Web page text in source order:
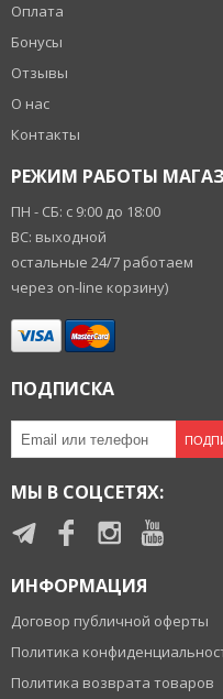
Оплата
Бонусы
Отзывы
О нас
Контакты
РЕЖИМ РАБОТЫ
ПН - СБ: с 9:00 до 18:00
ВС: выходной
остальные 24/7 работаем
через on-line корзину)
ПОДПИСКА
МЫ В СОЦСЕТЯХ:
ИНФОРМАЦИЯ
Договор публичной оферты
Политика
Политика возврата товаров